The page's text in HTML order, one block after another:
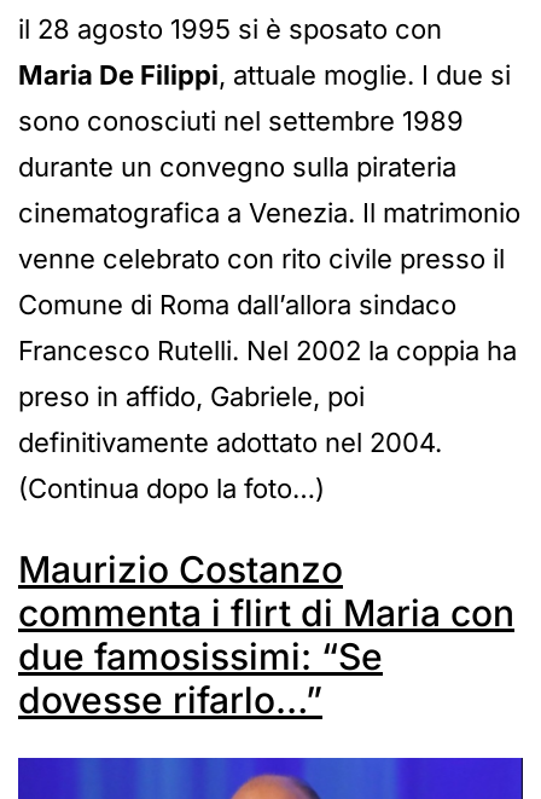
il 28 agosto 1995 si è sposato con
Maria De Filippi, attuale moglie. I due si
sono conosciuti nel settembre 1989
durante un convegno sulla pirateria
cinematografica a Venezia. Il matrimonio
venne celebrato con rito civile presso il
Comune di Roma dall’allora sindaco
Francesco Rutelli. Nel 2002 la coppia ha
preso in affido, Gabriele, poi
definitivamente adottato nel 2004.
(Continua dopo la foto…)
Maurizio Costanzo
commenta i flirt di Maria con
due famosissimi: “Se
dovesse rifarlo…”